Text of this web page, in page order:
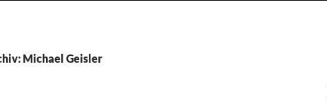
Michael Geisler